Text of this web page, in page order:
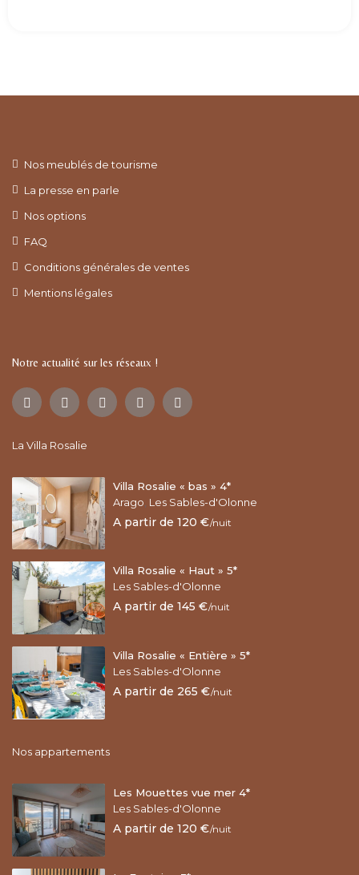
Nos meublés de tourisme
La presse en parle
Nos options
FAQ
Conditions générales de ventes
Mentions légales
Notre actualité sur les réseaux !
La Villa Rosalie
Villa Rosalie « bas » 4*
Arago Les Sables-d'Olonne
A partir de 120 €/nuit
Villa Rosalie « Haut » 5*
Les Sables-d'Olonne
A partir de 145 €/nuit
Villa Rosalie « Entière » 5*
Les Sables-d'Olonne
A partir de 265 €/nuit
Nos appartements
Les Mouettes vue mer 4*
Les Sables-d'Olonne
A partir de 120 €/nuit